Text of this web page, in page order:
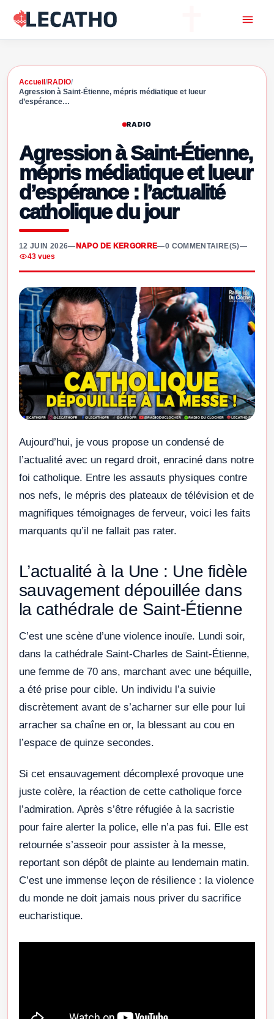
Accueil /RADIO/
Agression à Saint-Étienne, mépris médiatique et lueur
d’espérance…
RADIO
Agression à Saint-Étienne,
mépris médiatique et lueur
d’espérance : l’actualité
catholique du jour
12 JUIN 2026— NAPO DE KERGORRE—0 COMMENTAIRE(S)—
43 vues
Aujourd’hui, je vous propose un condensé de
l’actualité avec un regard droit, enraciné dans notre
foi catholique. Entre les assauts physiques contre
nos nefs, le mépris des plateaux de télévision et de
magnifiques témoignages de ferveur, voici les faits
marquants qu’il ne fallait pas rater.
L’actualité à la Une : Une fidèle
sauvagement dépouillée dans
la cathédrale de Saint-Étienne
C’est une scène d’une violence inouïe. Lundi soir,
dans la cathédrale Saint-Charles de Saint-Étienne,
une femme de 70 ans, marchant avec une béquille,
a été prise pour cible. Un individu l’a suivie
discrètement avant de s’acharner sur elle pour lui
arracher sa chaîne en or, la blessant au cou en
l’espace de quinze secondes.
Si cet ensauvagement décomplexé provoque une
juste colère, la réaction de cette catholique force
l’admiration. Après s’être réfugiée à la sacristie
pour faire alerter la police, elle n’a pas fui. Elle est
retournée s’asseoir pour assister à la messe,
reportant son dépôt de plainte au lendemain matin.
C’est une immense leçon de résilience : la violence
du monde ne doit jamais nous priver du sacrifice
eucharistique.